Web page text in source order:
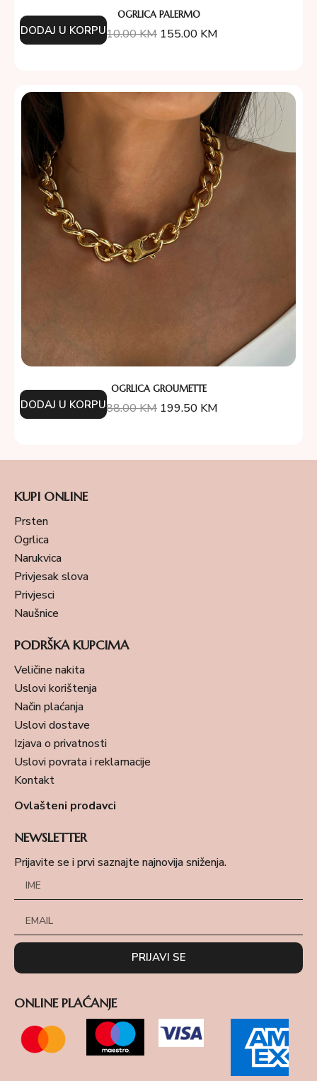
OGRLICA PALERMO
310.00KM 155.00 KM
DODAJ U KORPU
OGRLICA GROUMETTE
388.00KM 199.50 KM
DODAJ U KORPU
KUPI ONLINE
Prsten
Ogrlica
Narukvica
Privjesak slova
Privjesci
Naušnice
PODRŠKA KUPCIMA
Veličine nakita
Uslovi korištenja
Način plaćanja
Uslovi dostave
Izjava o privatnosti
Uslovi povrata i reklamacije
Kontakt
Ovlašteni prodavci
NEWSLETTER
Prijavite se i prvi saznajte najnovija sniženja.
PRIJAVI SE
ONLINE PLAĆANJE